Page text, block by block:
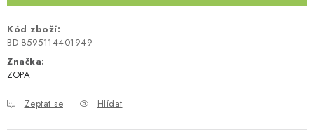
Obchodní podmínky
Kód zboží:
BD-8595114401949
Značka:
ZOPA
Zeptat se Hlídat